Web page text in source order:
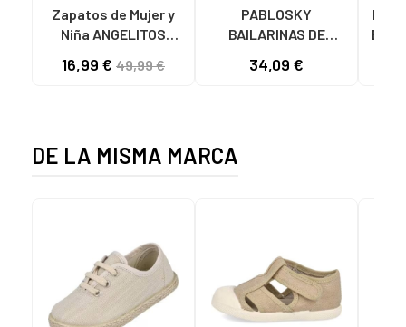
Zapatos de Mujer y
Niña ANGELITOS
ROSA
16,99 € 49,99 €
PABLOSKY
BAILARINAS DE
FLORAL 870178 ROSA
34,09 €
DE LA MISMA MARCA